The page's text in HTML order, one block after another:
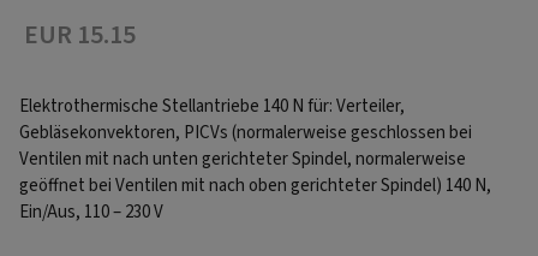
EUR 15.15
Elektrothermische Stellantriebe 140 N für: Verteiler,
Gebläsekonvektoren, PICVs (normalerweise geschlossen bei
Ventilen mit nach unten gerichteter Spindel, normalerweise
geöffnet bei Ventilen mit nach oben gerichteter Spindel) 140 N,
Ein/Aus, 110 – 230 V